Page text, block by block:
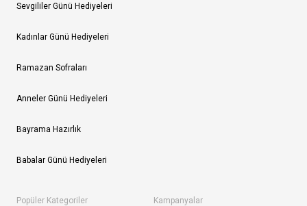
Sevgililer Günü Hediyeleri
Kadınlar Günü Hediyeleri
Ramazan Sofraları
Anneler Günü Hediyeleri
Bayrama Hazırlık
Babalar Günü Hediyeleri
Popüler Kategoriler Kampanyalar